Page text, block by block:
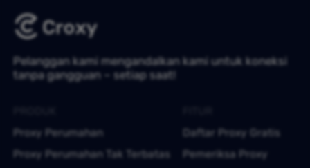
Pelanggan kami mengandalkan kami untuk koneksi
tanpa gangguan – setiap saat!
Proxy Perumahan
Proxy Perumahan Tak Terbatas
Daftar Proxy Gratis
Pemeriksa Proxy